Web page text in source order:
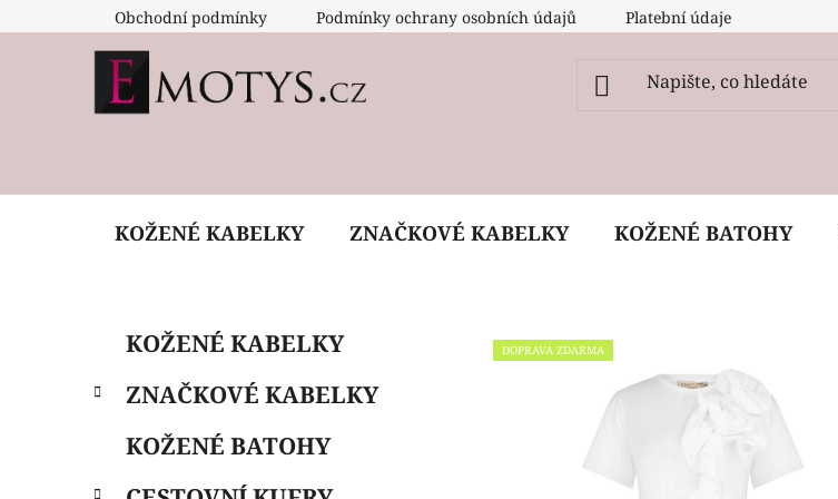
na
Obchodní podmínky Podmínky ochrany osobních údajů Platební údaje
KOŽENÉ KABELKY ZNAČKOVÉ KABELKY KOŽENÉ BATOHY
s
Přeskočit
kategorie
e
KOŽENÉ KABELKY
ZNAČKOVÉ KABELKY
KOŽENÉ BATOHY
DOPRAVA ZDARMA